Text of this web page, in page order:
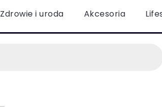
Zdrowie i uroda Akcesoria